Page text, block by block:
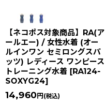
【ネコポス対象商品】RA(ア
ールエー) / 女性水着 (オー
ルインワン セミロングスパ
ッツ) レディース ワンピース
トレーニング水着 [RA124-
SOXYG24]
14,960円(税込)